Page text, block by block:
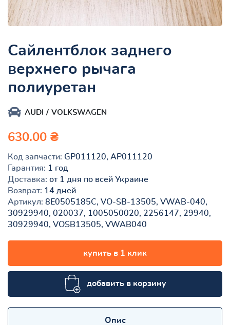
Сайлентблок заднего
верхнего рычага
полиуретан
AUDI VOLKSWAGEN
630.00 ₴
Код запчасти: GP011120, AP011120
Гарантия: 1 год
Доставка: от 1 дня по всей Украине
Возврат: 14 дней
Артикул: 8E0505185C, VO-SB-13505, VWAB-040,
30929940, 020037, 1005050020, 2256147, 29940,
30929940, VOSB13505, VWAB040
купить в 1 клик
добавить в корзину
Опис